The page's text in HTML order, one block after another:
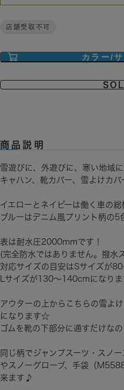
店舗受取不可
カラー/
商品説明
雪遊びに、外遊びに、寒い地域
キャハン、靴カバー、雪よけカバ
イエローとネイビーは働く車の
ブルーはデニム風プリント柄の5
表は耐水圧2000mmです！
(完全防水ではありません。撥水
対応サイズの目安はSサイズが
Lサイズが130～140cmになりま
アウターの上からこちらの雪よ
になります☆
ゴムを靴の下部分に通すだけな
同じ柄でジャンプスーツ・スノ
やスノーグローブ、手袋（
来ます♪